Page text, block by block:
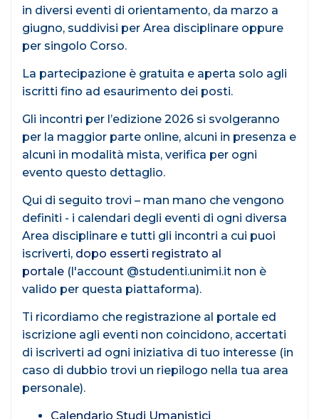
in diversi eventi di orientamento, da marzo a
giugno, suddivisi per Area disciplinare oppure
per singolo Corso.
La partecipazione è gratuita e aperta solo agli
iscritti fino ad esaurimento dei posti.
Gli incontri per l’edizione 2026 si svolgeranno
per la maggior parte online, alcuni in presenza e
alcuni in modalità mista, verifica per ogni
evento questo dettaglio.
Qui di seguito trovi – man mano che vengono
definiti - i calendari degli eventi di ogni diversa
Area disciplinare e tutti gli incontri a cui puoi
iscriverti, dopo esserti registrato al
portale (l'account @studenti.unimi.it non è
valido per questa piattaforma).
Ti ricordiamo che registrazione al portale ed
iscrizione agli eventi non coincidono, accertati
di iscriverti ad ogni iniziativa di tuo interesse (in
caso di dubbio trovi un riepilogo nella tua area
personale).
Calendario Studi Umanistici